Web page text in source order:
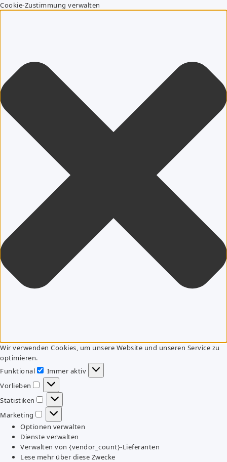
Cookie-Zustimmung verwalten
Wir verwenden Cookies, um unsere Website und unseren Service zu
optimieren.
Funktional
Funktional
Immer aktiv
Vorlieben
Vorlieben
Statistiken
Statistiken
Marketing
Marketing
Optionen verwalten
Dienste verwalten
Verwalten von {vendor_count}-Lieferanten
Lese mehr über diese Zwecke